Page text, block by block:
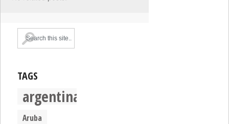
TAGS
argentina
Aruba